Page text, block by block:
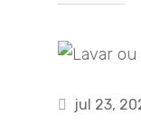
jul 23,